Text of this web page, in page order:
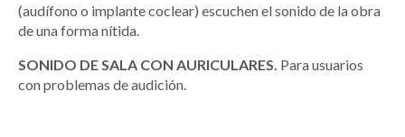
(audífono o implante coclear) escuchen el sonido de la obra
de una forma nítida.
SONIDO DE SALA CON AURICULARES. Para usuarios
con problemas de audición.